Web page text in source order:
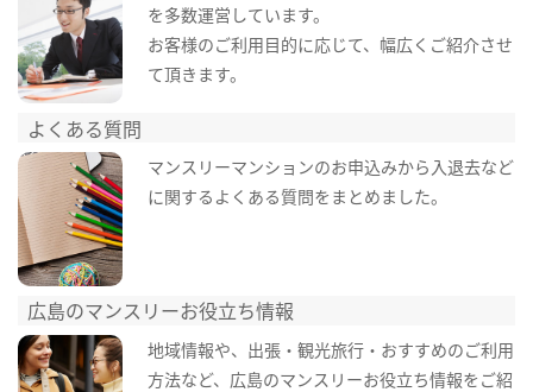
を多数運営しています。
お客様のご利用目的に応じて、幅広くご紹介させ
て頂きます。
よくある質問
マンスリーマンションのお申込みから入退去など
に関するよくある質問をまとめました。
広島のマンスリーお役立ち情報
地域情報や、出張・観光旅行・おすすめのご利用
方法など、広島のマンスリーお役立ち情報をご紹